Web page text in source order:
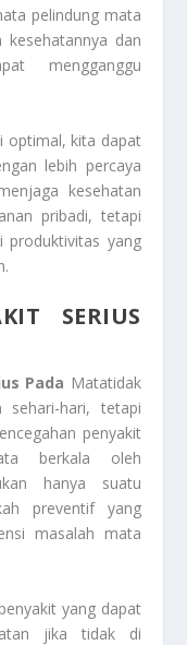
pelindung mata
dan
mengganggu
optimal, kita dapat
lebih percaya
kesehatan
pribadi, tetapi
produktivitas yang
SERIUS
Pada Matatidak
sehari-hari, tetapi
penyakit
berkala oleh
hanya suatu
preventif yang
masalah mata
yang dapat
jika tidak di